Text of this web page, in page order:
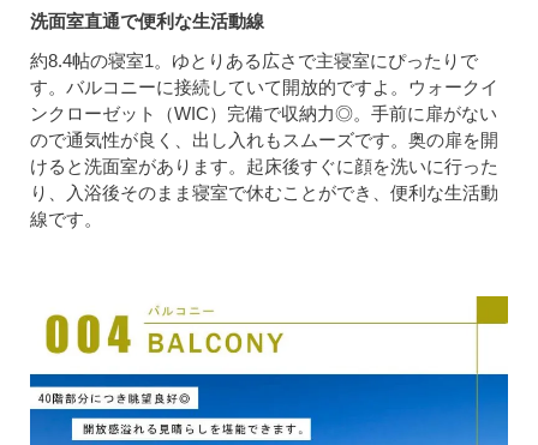
洗面室直通で便利な生活動線
約8.4帖の寝室1。ゆとりある広さで主寝室にぴったりで
す。バルコニーに接続していて開放的ですよ。ウォークイ
ンクローゼット（WIC）完備で収納力◎。手前に扉がない
ので通気性が良く、出し入れもスムーズです。奥の扉を開
けると洗面室があります。起床後すぐに顔を洗いに行った
り、入浴後そのまま寝室で休むことができ、便利な生活動
線です。